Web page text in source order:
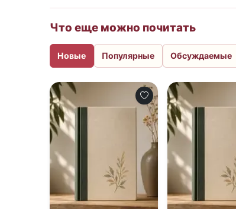
Что еще можно почитать
Новые Популярные Обсуждаемые